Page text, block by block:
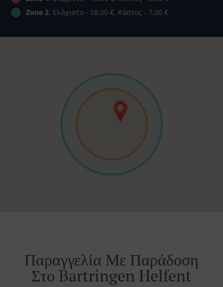
Zone 2, Ελάχιστο - 18,00 €, Κόστος - 7,00 €
Παραγγελία Με Παράδοση
Στο Bartringen Helfent